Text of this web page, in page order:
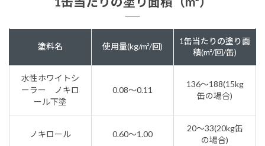
塗料名 使用量(kg/m²/回)
1缶当たりの塗り面
積(m²/回/缶)
水性ホワイトシ
ーラー ノキロ
ール下塗
0.08～0.11
136～188(15kg
缶の場合)
ノキロール 0.60～1.00
20～33(20kg缶
の場合)